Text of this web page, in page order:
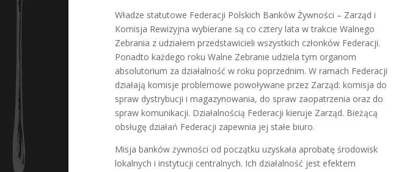
Władze statutowe Federacji Polskich Banków Żywności – Zarząd i
Komisja Rewizyjna wybierane są co cztery lata w trakcie Walnego
Zebrania z udziałem przedstawicieli wszystkich członków Federacji.
Ponadto każdego roku Walne Zebranie udziela tym organom
absolutorium za działalność w roku poprzednim. W ramach Federacji
działają komisje problemowe powoływane przez Zarząd: komisja do
spraw dystrybucji i magazynowania, do spraw zaopatrzenia oraz do
spraw komunikacji. Działalnością Federacji kieruje Zarząd. Bieżącą
obsługę działań Federacji zapewnia jej stałe biuro.
Misja banków żywności od początku uzyskała aprobatę środowisk
lokalnych i instytucji centralnych. Ich działalność jest efektem